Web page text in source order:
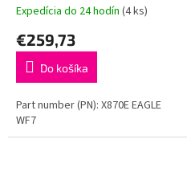
Expedícia do 24 hodín (4 ks)
€259,73
Do košíka
Part number (PN): X870E EAGLE
WF7